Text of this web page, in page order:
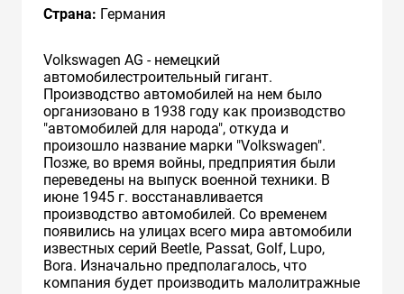
Страна: Германия
Volkswagen AG - немецкий
автомобилестроительный гигант.
Производство автомобилей на нем было
организовано в 1938 году как производство
"автомобилей для народа", откуда и
произошло название марки "Volkswagen".
Позже, во время войны, предприятия были
переведены на выпуск военной техники. В
июне 1945 г. восстанавливается
производство автомобилей. Cо временем
появились на улицах всего мира автомобили
известных серий Beetle, Passat, Golf, Lupo,
Bora. Изначально предполагалось, что
компания будет производить малолитражные